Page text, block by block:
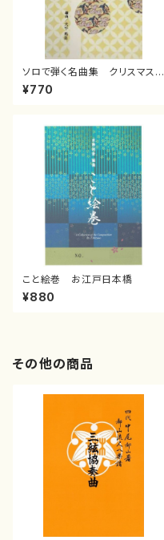
ソロで弾く名曲集 クリスマス・
イブ／恋人がサンタクロース(
箏独奏 /大平光美 編曲/楽
¥770
こと絵巻 お江戸日本橋
¥880
その他の商品